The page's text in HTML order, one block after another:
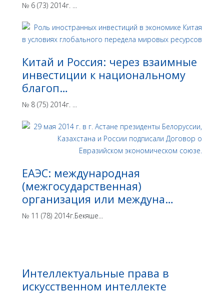
№ 6 (73) 2014г. ...
Китай и Россия: через взаимные
инвестиции к национальному
благоп…
№ 8 (75) 2014г. ...
ЕАЭС: международная
(межгосударственная)
организация или междуна…
№ 11 (78) 2014г.Бекяше...
Интеллектуальные права в
искусственном интеллекте